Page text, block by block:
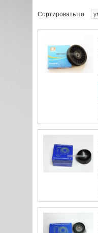
Сортировать по